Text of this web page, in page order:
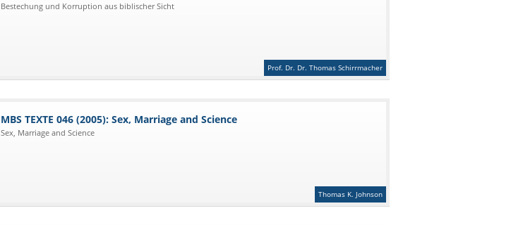
Bestechung und Korruption aus biblischer Sicht
Prof. Dr. Dr. Thomas Schirrmacher
MBS TEXTE 046 (2005): Sex, Marriage and Science
Sex, Marriage and Science
Thomas K. Johnson